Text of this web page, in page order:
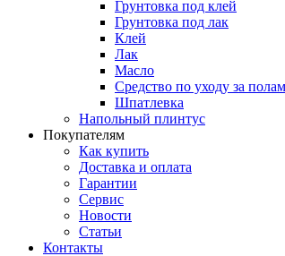
Грунтовка под клей
Грунтовка под лак
Клей
Лак
Масло
Средство по уходу за
Шпатлевка
Напольный плинтус
Покупателям
Как купить
Доставка и оплата
Гарантии
Сервис
Новости
Статьи
Контакты